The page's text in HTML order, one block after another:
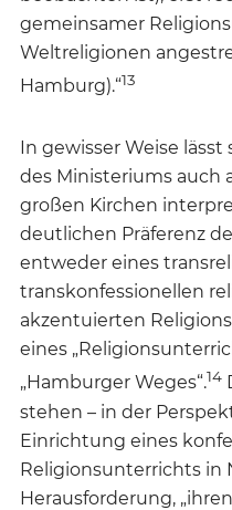
gemeinsamer
Weltreligionen
Hamburg).“13
In gewisser Weise
des Ministeriums auch
großen Kirchen
deutlichen Präferenz
entweder eines
transkonfessionellen
akzentuierten
eines
„Hamburger Weges“.14
stehen – in der
Einrichtung eines
Religionsunterrichts in
Herausforderung,